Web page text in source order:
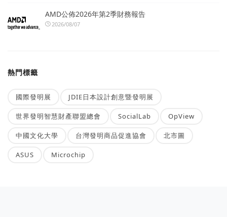
AMD公佈2026年第2季財務報告
2026/08/07
熱門標籤
國際發明展 JDIE日本設計創意暨發明展
世界發明智慧財產聯盟總會 SocialLab OpView
中國文化大學 台灣發明商品促進協會 北市圖
ASUS Microchip